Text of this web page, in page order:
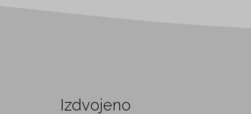
Izdvojeno